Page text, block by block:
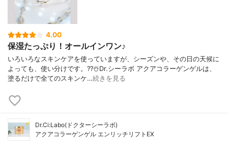
4.00
保湿たっぷり！オールインワン♪
いろいろなスキンケアを使っていますが、シーズンや、その日の天候に
よっても、使い分けです。??☃️Dr.シーラボ アクアコラーゲンゲルは、
塗るだけで全てのスキンケ…続きを見る
Dr.Ci:Labo(ドクターシーラボ)
アクアコラーゲンゲル エンリッチリフトEX